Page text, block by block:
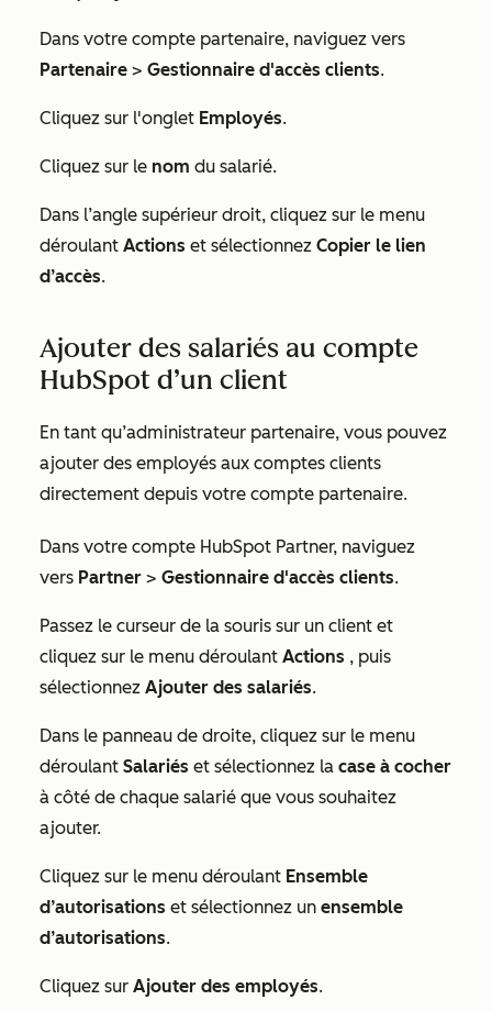
Dans votre compte partenaire, naviguez vers
Partenaire > Gestionnaire d'accès clients.
Cliquez sur l'onglet Employés.
Cliquez sur le nom du salarié.
Dans l’angle supérieur droit, cliquez sur le menu
déroulant Actions et sélectionnez Copier le lien
d’accès.
Ajouter des salariés au compte
HubSpot d’un client
En tant qu’administrateur partenaire, vous pouvez
ajouter des employés aux comptes clients
directement depuis votre compte partenaire.
Dans votre compte HubSpot Partner, naviguez
vers Partner > Gestionnaire d'accès clients.
Passez le curseur de la souris sur un client et
cliquez sur le menu déroulant Actions , puis
sélectionnez Ajouter des salariés.
Dans le panneau de droite, cliquez sur le menu
déroulant Salariés et sélectionnez la case à cocher
à côté de chaque salarié que vous souhaitez
ajouter.
Cliquez sur le menu déroulant Ensemble
d’autorisations et sélectionnez un ensemble
d’autorisations.
Cliquez sur Ajouter des employés.